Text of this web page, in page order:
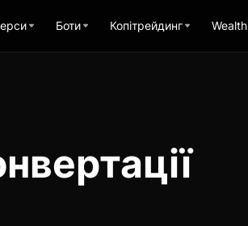
Боти Копітрейдинг Wealth